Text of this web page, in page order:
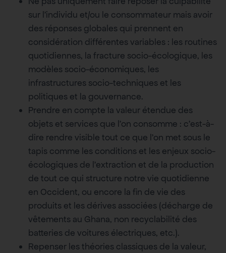
sur l’individu et/ou le consommateur mais avoir
des réponses globales qui prennent en
considération différentes variables : les routines
quotidiennes, la fracture socio-écologique, les
modèles socio-économiques, les
infrastructures socio-techniques et les
politiques et la gouvernance.
Prendre en compte la valeur étendue des
objets et services que l’on consomme : c’est-à-
dire rendre visible tout ce que l’on met sous le
tapis comme les conditions et les enjeux socio-
écologiques de l’extraction et de la production
de tout ce qui structure notre vie quotidienne
en Occident, ou encore la fin de vie des
produits et les dérives associées (décharge de
vêtements au Ghana, non recyclabilité des
batteries de voitures électriques, etc.).
Repenser les théories classiques de la valeur,